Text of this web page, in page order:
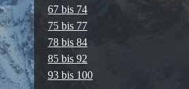
67 bis 74
75 bis 77
78 bis 84
85 bis 92
93 bis 100